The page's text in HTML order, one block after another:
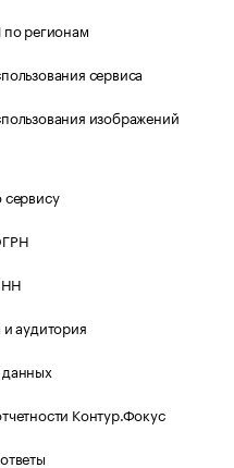
по регионам
сервиса
изображений
и аудитория
Контур.Фокус